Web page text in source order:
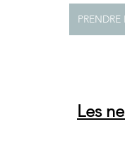
PRENDRE
Les